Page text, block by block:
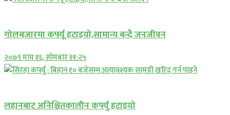
गोलबजारमा कर्फ्यू हटाइयो,सामान्य बन्दै जनजीवन
२०७९ माघ १६, सोमबार ११:२५
लहानबाट अनिश्चितकालीन कर्फ्यु हटाइयो